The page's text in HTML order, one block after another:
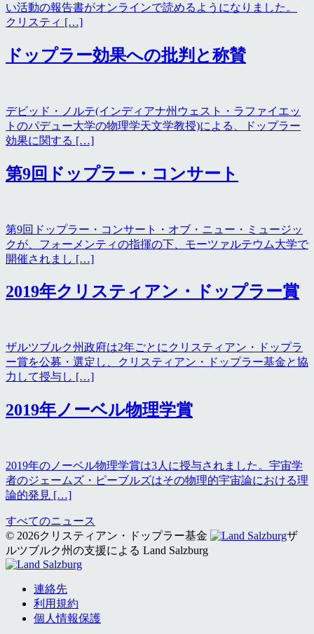
い活動の報告書がオンラインで読めるようになりました。
クリスティ […]
ドップラー効果への批判と称賛
デビッド・ノルテ(インディアナ州ウェスト・ラファイエッ
トのパデュー大学の物理学天文学教授)による、ドップラー
効果に関する […]
第9回ドップラー・コンサート
第9回ドップラー・コンサート・オブ・ニュー・ミュージッ
クが、フォーメンティの指揮の下、モーツァルテウム大学で
開催されまし […]
2019年クリスティアン・ドップラー賞
ザルツブルク州政府は2年ごとにクリスティアン・ドップラ
ー賞を公募・選定し、クリスティアン・ドップラー基金と協
力して授与し […]
2019年ノーベル物理学賞
2019年のノーベル物理学賞は3人に授与されました。宇宙学
者のジェームズ・ピーブルズはその物理的宇宙論における理
論的発見 […]
すべてのニュース
© 2026クリスティアン・ドップラー基金
ザ
ルツブルク州の支援による Land Salzburg
連絡先
利用規約
個人情報保護